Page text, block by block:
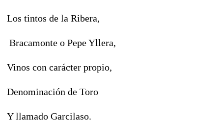
Los tintos de la Ribera,
Bracamonte o Pepe Yllera,
Vinos con carácter propio,
Denominación de Toro
Y llamado Garcilaso.